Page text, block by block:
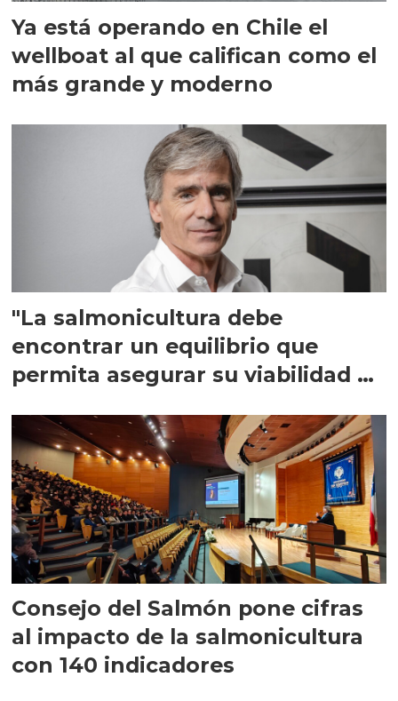
Ya está operando en Chile el
wellboat al que califican como el
más grande y moderno
"La salmonicultura debe
encontrar un equilibrio que
permita asegurar su viabilidad de
Consejo del Salmón pone cifras
al impacto de la salmonicultura
con 140 indicadores